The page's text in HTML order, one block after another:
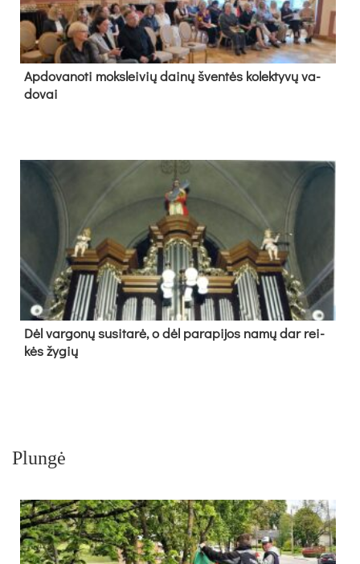
Ap­do­va­no­ti moks­lei­vių dai­nų šven­tės ko­lek­ty­vų va­
do­vai
Dėl var­go­nų su­si­ta­rė, o dėl pa­ra­pi­jos na­mų dar rei­
kės žy­gių
Plungė